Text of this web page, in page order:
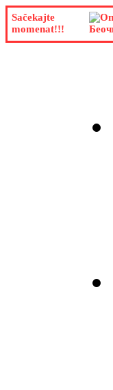
Sačekajte
momenat!!!